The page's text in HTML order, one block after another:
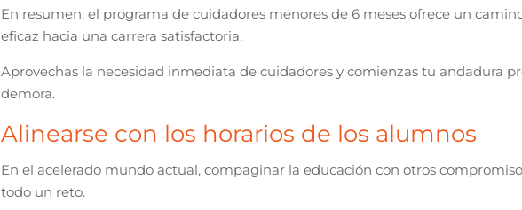
En resumen, el programa de cuidadores menores de 6 meses ofrece un
eficaz hacia una carrera satisfactoria.
Aprovechas la necesidad inmediata de cuidadores y comienzas tu andadura
demora.
Alinearse con los horarios de los alumnos
En el acelerado mundo actual, compaginar la educación con otros
todo un reto.